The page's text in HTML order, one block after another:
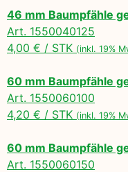
46 mm Baumpfähle
Art. 1550040125
4,00 € / STK (inkl. 19%
60 mm Baumpfähle
Art. 1550060100
4,20 € / STK (inkl. 19%
60 mm Baumpfähle
Art. 1550060150